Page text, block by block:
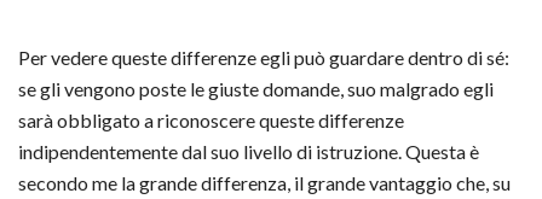
Per vedere queste differenze egli può guardare dentro di sé:
se gli vengono poste le giuste domande, suo malgrado egli
sarà obbligato a riconoscere queste differenze
indipendentemente dal suo livello di istruzione. Questa è
secondo me la grande differenza, il grande vantaggio che, su